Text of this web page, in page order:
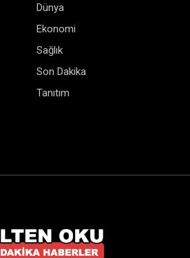
Dünya
Ekonomi
Sağlık
Son Dakika
Tanıtım